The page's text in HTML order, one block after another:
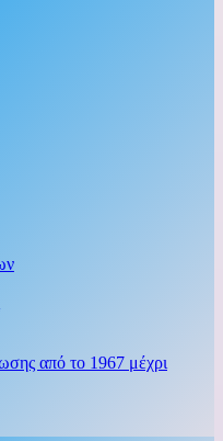
από το 1967 μέχρι